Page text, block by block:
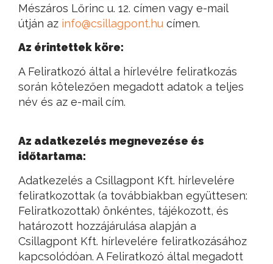
Mészáros Lőrinc u. 12. címen vagy e-mail
útján az info@csillagpont.hu címen.
Az érintettek köre:
A Feliratkozó által a hírlevélre feliratkozás
során kötelezően megadott adatok a teljes
név és az e-mail cím.
Az adatkezelés megnevezése és
időtartama:
Adatkezelés a Csillagpont Kft. hírlevelére
feliratkozottak (a továbbiakban együttesen:
Feliratkozottak) önkéntes, tájékozott, és
határozott hozzájárulása alapján a
Csillagpont Kft. hírlevelére feliratkozásához
kapcsolódóan. A Feliratkozó által megadott